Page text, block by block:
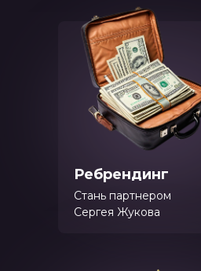
Ребрендинг
Стань партнером
Сергея Жукова